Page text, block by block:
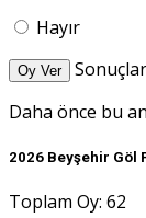
Hayır
Oy Ver
Daha önce bu
2026 Beyşehir Göl
Toplam Oy: 62